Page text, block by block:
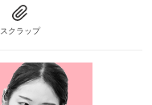
スクラップ